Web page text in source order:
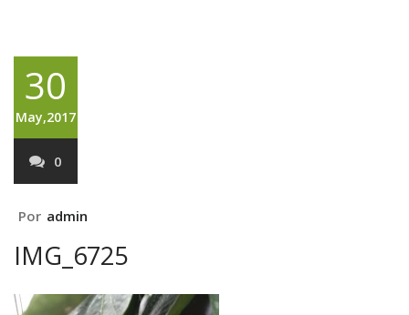
30
May,2017
0
Por admin
IMG_6725